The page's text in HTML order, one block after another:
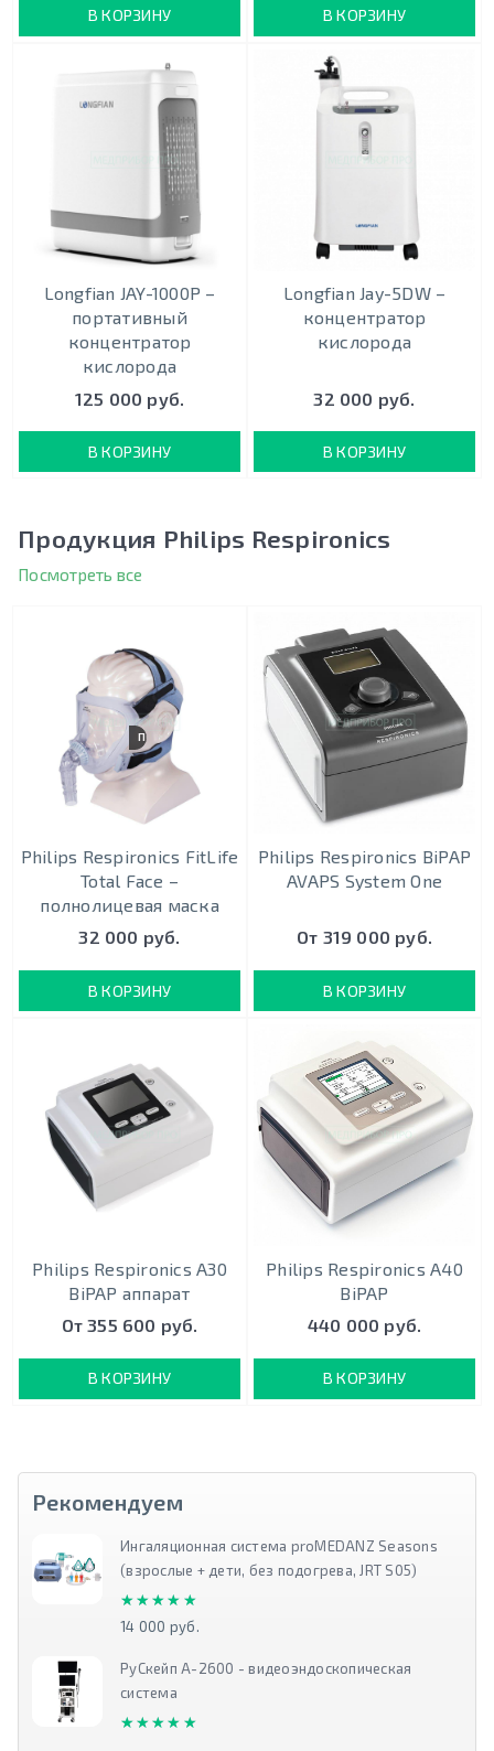
В КОРЗИНУ В КОРЗИНУ
Longfian JAY-1000P –
портативный
концентратор
кислорода
125 000 руб.
В КОРЗИНУ
Longfian Jay-5DW –
концентратор
кислорода
32 000 руб.
В КОРЗИНУ
Продукция Philips Respironics
Посмотреть все
ПОЛНОЛИЦЕВАЯ
Philips Respironics FitLife
Total Face –
полнолицевая маска
32 000 руб.
В КОРЗИНУ
Philips Respironics BiPAP
AVAPS System One
От 319 000 руб.
В КОРЗИНУ
Philips Respironics A30
BiPAP аппарат
От 355 600 руб.
В КОРЗИНУ
Philips Respironics A40
BiPAP
440 000 руб.
В КОРЗИНУ
Рекомендуем
Ингаляционная система proMEDANZ Seasons
(взрослые + дети, без подогрева, JRT S05)
★★★★★
★★★★★
14 000 руб.
РуСкейп А-2600 - видеоэндоскопическая
система
★★★★★
★★★★★